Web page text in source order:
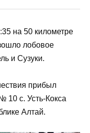
на 50 километре
лобовое
и Сузуки.
прибыл
10 с. Усть-Кокса
Алтай.